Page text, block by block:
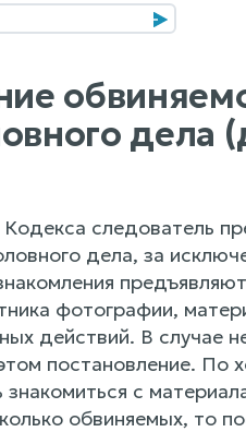
дела
следователь
дела, за
фотографии,
действий. В случае
постановление. По
с
обвиняемых, то